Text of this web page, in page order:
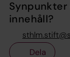
innehåll?
Dela